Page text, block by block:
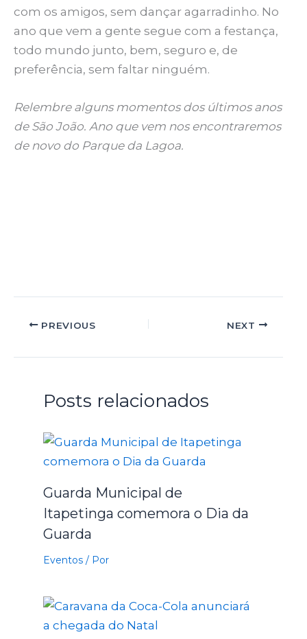
com os amigos, sem dançar agarradinho. No
ano que vem a gente segue com a festança,
todo mundo junto, bem, seguro e, de
preferência, sem faltar ninguém.
Relembre alguns momentos dos últimos anos
de São João. Ano que vem nos encontraremos
de novo do Parque da Lagoa.
PREVIOUS NEXT
Posts relacionados
Guarda Municipal de
Itapetinga comemora o Dia da
Guarda
Eventos/ Por